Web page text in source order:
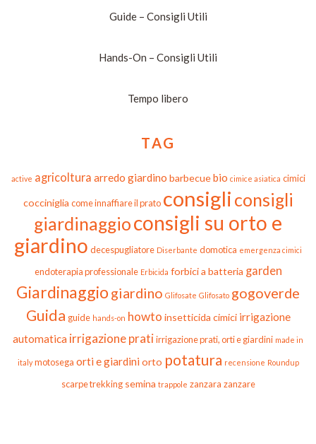
Guide – Consigli Utili
Hands-On – Consigli Utili
Tempo libero
TAG
active agricoltura arredo giardino barbecue bio cimice asiatica cimici
cocciniglia come innaffiare il prato consigli consigli
giardinaggioconsigli su orto e
giardino decespugliatore Diserbante domotica emergenza cimici
endoterapia professionale Erbicida forbici a batteria garden
Giardinaggio giardino Glifosate Glifosato gogoverde
Guida guide hands-on howto insetticida cimici irrigazione
automatica irrigazione pratiirrigazione prati, orti e giardini made in
italy motosega orti e giardini orto potatura recensione Roundup
scarpe trekking semina trappole zanzara zanzare